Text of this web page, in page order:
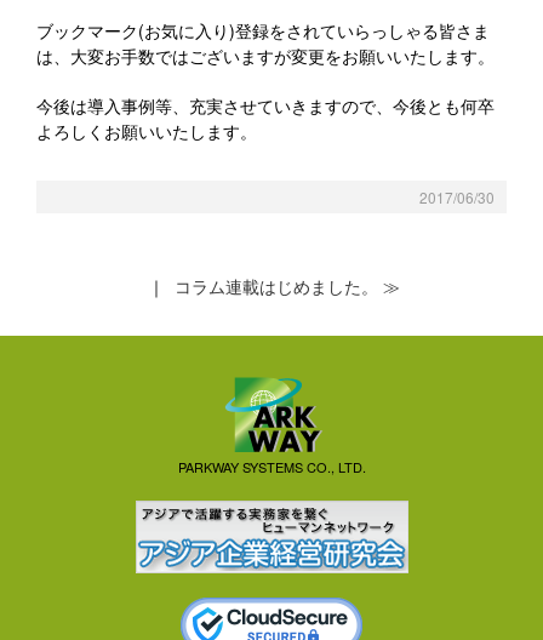
ブックマーク(お気に入り)登録をされていらっしゃる皆さま
は、大変お手数ではございますが変更をお願いいたします。
今後は導入事例等、充実させていきますので、今後とも何卒
よろしくお願いいたします。
2017/06/30
｜ コラム連載はじめました。 ≫
PARKWAY SYSTEMS CO., LTD.